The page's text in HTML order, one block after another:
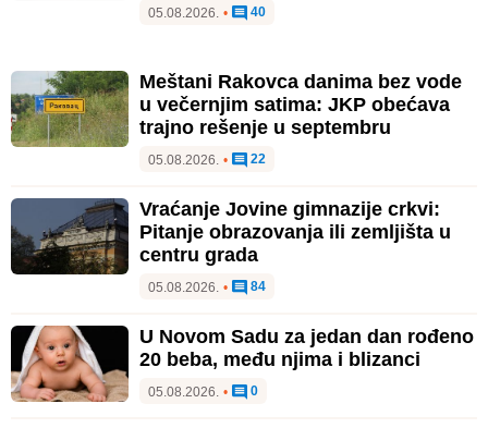
05.08.2026. • 40
Meštani Rakovca danima bez vode
u večernjim satima: JKP obećava
trajno rešenje u septembru
05.08.2026. • 22
Vraćanje Jovine gimnazije crkvi:
Pitanje obrazovanja ili zemljišta u
centru grada
05.08.2026. • 84
U Novom Sadu za jedan dan rođeno
20 beba, među njima i blizanci
05.08.2026. • 0